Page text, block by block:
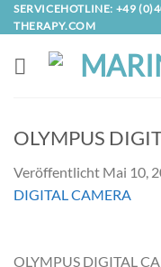
Zum
Inhalt
springen
SERVICEHOTLINE: +49
THERAPY.COM
OLYMPUS
Veröffentlicht Mai 10,
DIGITAL CAMERA
OLYMPUS DIGITAL